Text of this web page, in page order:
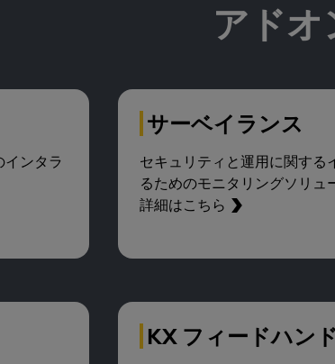
アドオ
インタラ
サーベイランス
セキュリティと運用に関する
るためのモニタリングソリュ
詳細はこちら
KX フィードハン